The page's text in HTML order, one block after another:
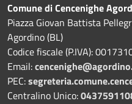
Comune di Cencenighe
Piazza Giovan Battista
Agordino (BL)
Codice fiscale (P.IVA):
Email:
PEC:
Centralino Unico: